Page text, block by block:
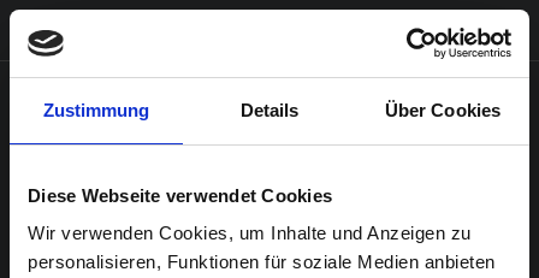
Zustimmung Details Über Cookies
Diese Webseite verwendet Cookies
Wir verwenden Cookies, um Inhalte und Anzeigen zu
personalisieren, Funktionen für soziale Medien anbieten